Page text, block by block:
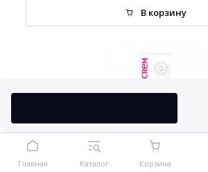
В корзину
Главная Каталог Корзина